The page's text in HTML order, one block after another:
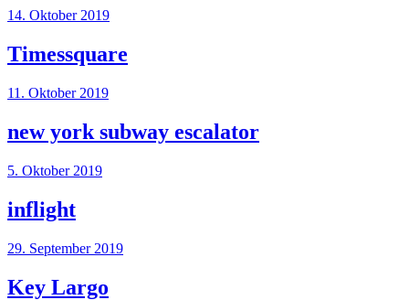
14. Oktober 2019
Timessquare
11. Oktober 2019
new york subway escalator
5. Oktober 2019
inflight
29. September 2019
Key Largo